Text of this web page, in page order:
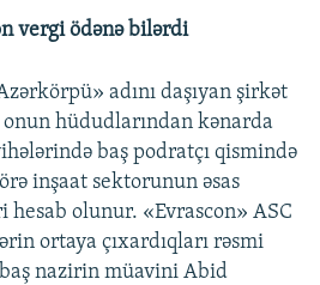
vergi ödənə bilərdi
adını daşıyan şirkət
onun hüdudlarından kənarda
baş podratçı qismində
inşaat sektorunun əsas
olunur. «Evrascon» ASC
ortaya çıxardıqları rəsmi
baş nazirin müavini Abid